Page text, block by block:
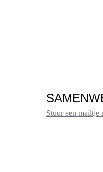
Stuur een